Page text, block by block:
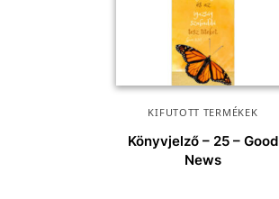
KIFUTOTT TERMÉKEK
Könyvjelző – 25 – Good
News